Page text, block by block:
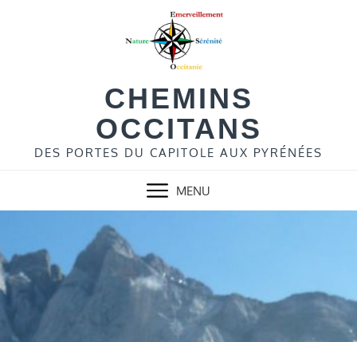
CHEMINS
OCCITANS
DES PORTES DU CAPITOLE AUX PYRÉNÉES
MENU